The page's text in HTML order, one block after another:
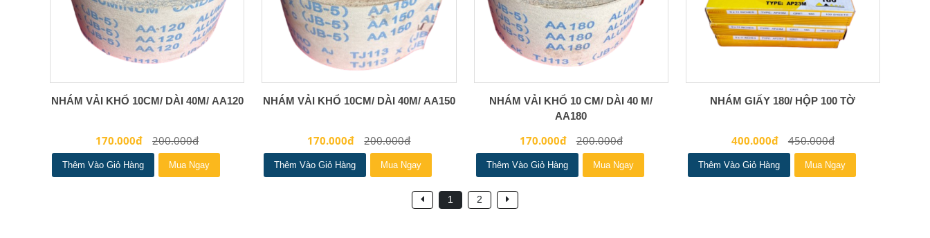
NHÁM VẢI KHỔ 10CM/ DÀI 40M/ AA120
170.000đ 200.000đ
Thêm Vào Giỏ Hàng Mua Ngay
NHÁM VẢI KHỔ 10CM/ DÀI 40M/ AA150
170.000đ 200.000đ
Thêm Vào Giỏ Hàng Mua Ngay
NHÁM VẢI KHỔ 10 CM/ DÀI 40 M/
AA180
170.000đ 200.000đ
Thêm Vào Giỏ Hàng Mua Ngay
NHÁM GIẤY 180/ HỘP 100 TỜ
400.000đ 450.000đ
Thêm Vào Giỏ Hàng Mua Ngay
1 2